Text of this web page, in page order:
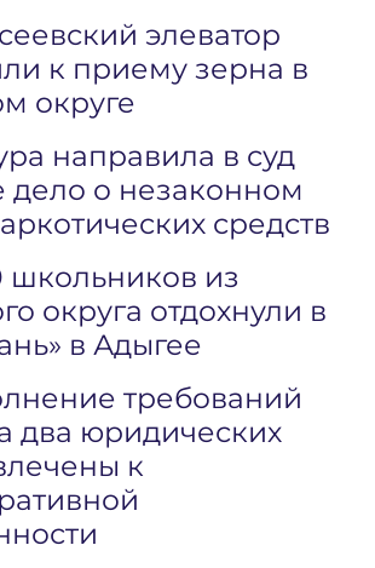
элеватор
к приему зерна в
округе
направила в суд
дело о незаконном
средств
школьников из
округа отдохнули в
в Адыгее
требований
два юридических
к